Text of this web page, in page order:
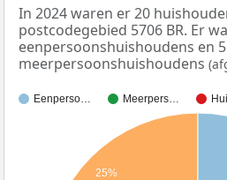
In 2024 waren er 20
postcodegebied 5706 BR. Er
eenpersoonshuishoudens en 5
meerpersoonshuishoudens
Eenperso… Meerpers…
25%